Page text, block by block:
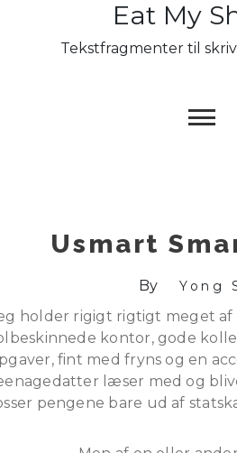
Eat My
Tekstfragmenter til
Usmart
By Yong
holder rigigt rigtigt meget af
kontor, gode
fint med fryns og en
læser med og
pengene bare ud af